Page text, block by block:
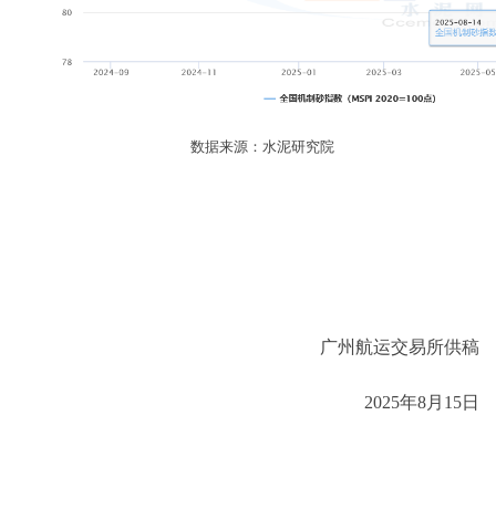
数据来源：水泥研究院
广州航运交易所供稿
2025年8月 15日